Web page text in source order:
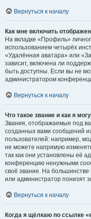
Вернуться к началу
Как мне включить
На вкладке «Профиль»
использованием четырёх
«Удалённая аватара» или
зависит, включена ли
быть доступны. Если вы не
администратором
Вернуться к началу
Что такое звание и как я
Звания, отображаемые под
созданных вами сообщений
пользователей: например,
не можете напрямую
так как они установлены её
конференцию ненужными
своё звание. На
или администратор понизят
Вернуться к началу
Когда я щёлкаю по ссылке